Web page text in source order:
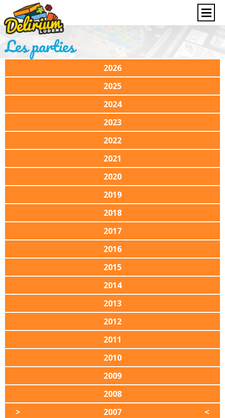
Les parties
2026
2025
2024
2023
2022
2021
2020
2019
2018
2017
2016
2015
2014
2013
2012
2011
2010
2009
2008
2007